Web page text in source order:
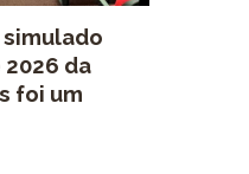
da
foi um